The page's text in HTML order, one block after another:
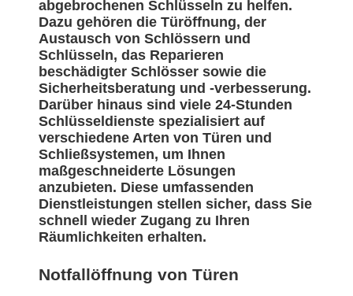
abgebrochenen Schlüsseln zu helfen.
Dazu gehören die Türöffnung, der
Austausch von Schlössern und
Schlüsseln, das Reparieren
beschädigter Schlösser sowie die
Sicherheitsberatung und -verbesserung.
Darüber hinaus sind viele 24-Stunden
Schlüsseldienste spezialisiert auf
verschiedene Arten von Türen und
Schließsystemen, um Ihnen
maßgeschneiderte Lösungen
anzubieten. Diese umfassenden
Dienstleistungen stellen sicher, dass Sie
schnell wieder Zugang zu Ihren
Räumlichkeiten erhalten.
Notfallöffnung von Türen